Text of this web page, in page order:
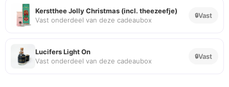
Kerstthee Jolly Christmas (incl. theezeefje)
Vast onderdeel van deze cadeaubox
Vast
Lucifers Light On
Vast onderdeel van deze cadeaubox
Vast